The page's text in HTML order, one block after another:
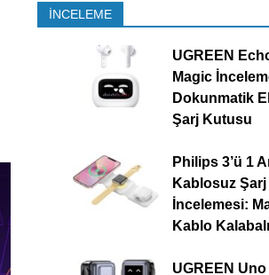
İNCELEME
UGREEN
Magic
Dokunmatik
Şarj Kutusu
Philips 3’ü 1
Kablosuz
İncelemesi:
Kablo
UGREEN Uno